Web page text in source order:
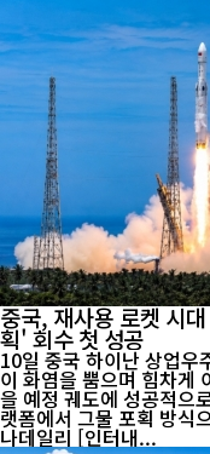
중국, 재사용 로켓 시
획' 회수 첫 성공
10일 중국 하이난 상업
이 화염을 뿜으며 힘차게
을 예정 궤도에 성공적으
랫폼에서 그물 포획 방식
나데일리 [인터내...